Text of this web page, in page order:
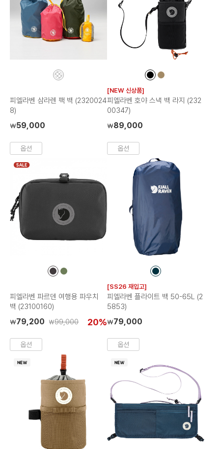
컬
피엘라벤 삼라렌 팩 백 (2320024
8)
₩59,000
옵션
컬
컬
[NEW 신상품]
피엘라벤 호야 스낵 백 라지 (232
00347)
₩89,000
옵션
SALE
컬
컬
피엘라벤 파르덴 여행용 파우치
백 (23100160)
₩79,200 ₩99,000 20%
옵션
컬
[SS26 재입고]
피엘라벤 플라이트 백 50-65L (2
5853)
₩79,000
옵션